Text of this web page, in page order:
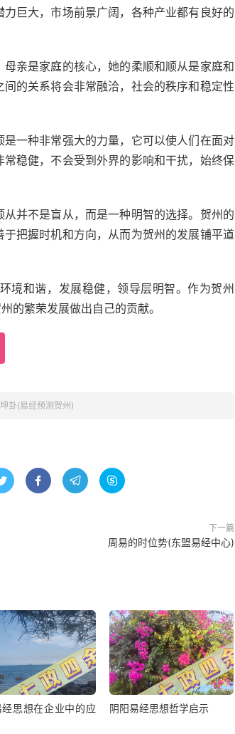
巨大，市场前景广阔，各种产业都有良好的
亲是家庭的核心，她的柔顺和顺从是家庭和
的关系将会非常融洽，社会的秩序和稳定性
一种非常强大的力量，它可以使人们在面对
稳健，不会受到外界的影响和干扰，始终保
并不是盲从，而是一种明智的选择。贺州的
把握时机和方向，从而为贺州的发展铺平道
境和谐，发展稳健，领导层明智。作为贺州
的繁荣发展做出自己的贡献。
卦(易经预测贺州)
  
下一篇
周易的时位势(东盟易经中心)
经思想在企业中的应
阴阳易经思想哲学启示